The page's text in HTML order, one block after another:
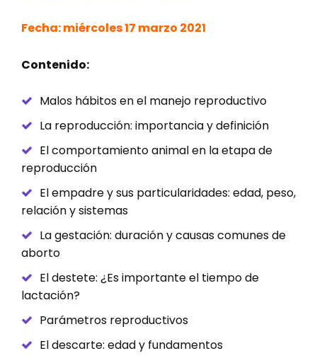
Fecha: miércoles 17 marzo 2021
Contenido:
Malos hábitos en el manejo reproductivo
La reproducción: importancia y definición
El comportamiento animal en la etapa de
reproducción
El empadre y sus particularidades: edad, peso,
relación y sistemas
La gestación: duración y causas comunes de
aborto
El destete: ¿Es importante el tiempo de
lactación?
Parámetros reproductivos
El descarte: edad y fundamentos